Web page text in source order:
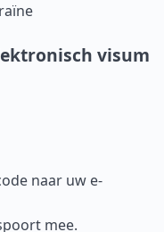
visum
naar uw e-
mee.